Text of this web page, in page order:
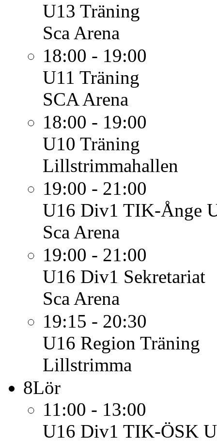
U13 Träning
Sca Arena
18:00 - 19:00
U11 Träning
SCA Arena
18:00 - 19:00
U10 Träning
Lillstrimmahallen
19:00 - 21:00
U16 Div1 TIK-Ånge
Sca Arena
19:00 - 21:00
U16 Div1 Sekretariat
Sca Arena
19:15 - 20:30
U16 Region Träning
Lillstrimma
8Lör
11:00 - 13:00
U16 Div1 TIK-ÖSK